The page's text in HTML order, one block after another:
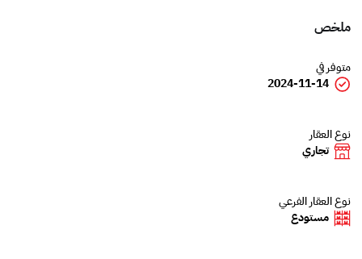
ملخص
متوفر في
2024-11-14
نوع العقار
تجاري
نوع العقار الفرعي
مستودع